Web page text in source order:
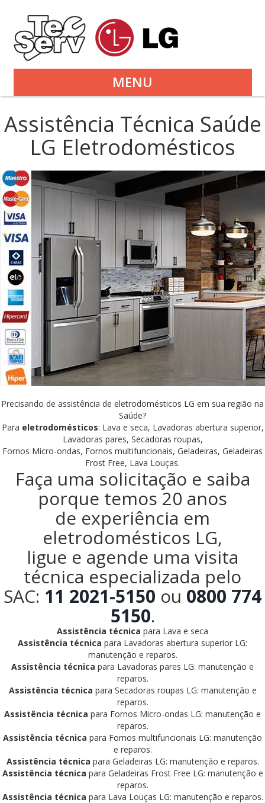
MENU
Assistência Técnica Saúde
LG Eletrodomésticos
Precisando de assistência de eletrodomésticos LG em sua região na
Saúde?
Para eletrodomésticos: Lava e seca, Lavadoras abertura superior,
Lavadoras pares, Secadoras roupas,
Fornos Micro-ondas, Fornos multifuncionais, Geladeiras, Geladeiras
Frost Free, Lava Louças.
Faça uma solicitação e saiba
porque temos 20 anos
de experiência em
eletrodomésticos LG,
ligue e agende uma visita
técnica especializada pelo
SAC: 11 2021-5150 ou 0800 774
5150.
Assistência técnica para Lava e seca
Assistência técnica para Lavadoras abertura superior LG:
manutenção e reparos.
Assistência técnica para Lavadoras pares LG: manutenção e
reparos.
Assistência técnica para Secadoras roupas LG: manutenção e
reparos.
Assistência técnica para Fornos Micro-ondas LG: manutenção e
reparos.
Assistência técnica para Fornos multifuncionais LG: manutenção
e reparos.
Assistência técnica para Geladeiras LG: manutenção e reparos.
Assistência técnica para Geladeiras Frost Free LG: manutenção e
reparos.
Assistência técnica para Lava Louças LG: manutenção e reparos.